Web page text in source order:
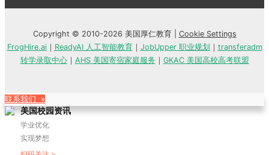
Copyright © 2010-2026 美国厚仁教育 | Cookie Settings
FrogHire.ai｜ ReadyAI 人工智能教育｜ JobUpper 职业规划 ｜ transferadm
转学录取中心｜ AHS 美国寄宿家庭服务 ｜ GKAC 美国高校高考联盟
联系我们 »
美国校园资讯
学业优化
实现梦想